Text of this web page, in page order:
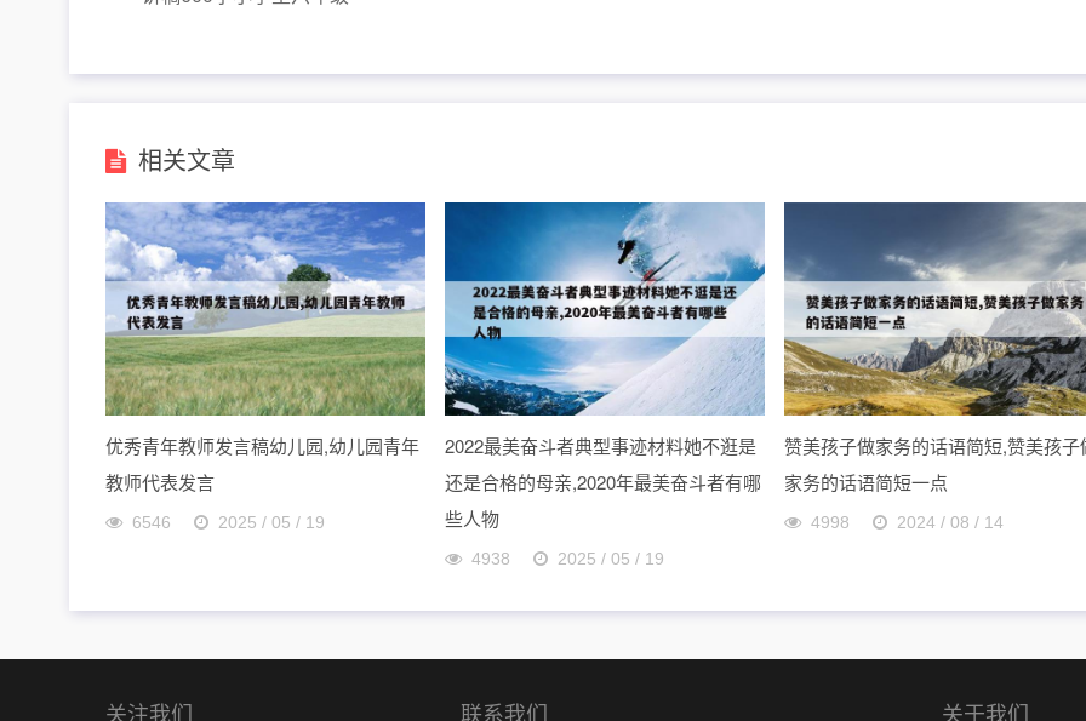
相关文章
优秀青年教师发言稿幼儿园,幼儿园青年
教师代表发言
6546 2025 / 05 / 19
2022最美奋斗者典型事迹材料她不逛是
还是合格的母亲,2020年最美奋斗者有哪
些人物
4938 2025 / 05 / 19
赞美孩子做家务的话语简短,赞美孩子
家务的话语简短一点
4998 2024 / 08 / 14
关注我们 联系我们 关于我们